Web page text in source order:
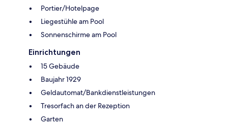
Portier/Hotelpage
Liegestühle am Pool
Sonnenschirme am Pool
Einrichtungen
15 Gebäude
Baujahr 1929
Geldautomat/Bankdienstleistungen
Tresorfach an der Rezeption
Garten